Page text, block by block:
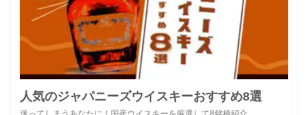
人気のジャパニーズウイスキーおすすめ8選